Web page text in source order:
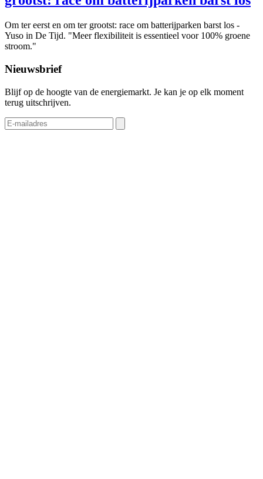
Om ter eerst en om ter grootst: race om batterijparken barst los -
Yuso in De Tijd. "Meer flexibiliteit is essentieel voor 100% groene
stroom."
Nieuwsbrief
Blijf op de hoogte van de energiemarkt. Je kan je op elk moment
terug uitschrijven.